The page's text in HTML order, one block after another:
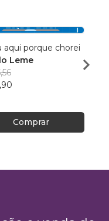
aqui porque chorei
Leme
Comprar
Silva
R$